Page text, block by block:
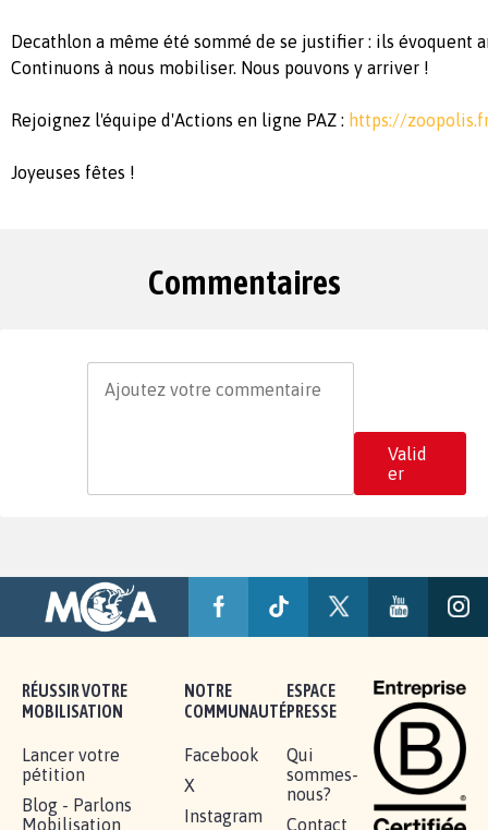
Decathlon a même été sommé de se justifier : ils évoquent
Continuons à nous mobiliser. Nous pouvons y arriver !
Rejoignez l'équipe d'Actions en ligne PAZ : https://
Joyeuses fêtes !
Commentaires
Valid
er
RÉUSSIR VOTRE
MOBILISATION
Lancer votre
pétition
Blog - Parlons
Mobilisation
NOTRE
COMMUNAUTÉ
Facebook
X
Instagram
ESPACE
PRESSE
Qui
sommes-
nous?
Contact